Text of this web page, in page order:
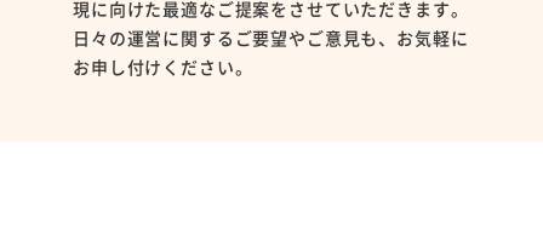
現に向けた最適なご提案をさせていただきます。
日々の運営に関するご要望やご意見も、お気軽に
お申し付けください。